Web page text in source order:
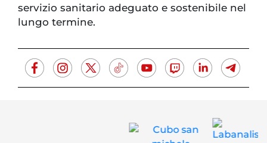
servizio sanitario adeguato e sostenibile nel
lungo termine.